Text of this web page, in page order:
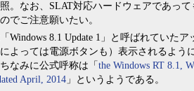
照。なお、SLAT対応ハードウェアであっ
でご注意願いたい。
Windows 8.1 Update 1」と呼ばれていた
よっては電源ボタンも）表示されるよう
なみに公式呼称は「 the Windows RT 8.1,
April, 2014 」というようである。